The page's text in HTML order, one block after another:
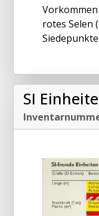
rotes Selen
SI